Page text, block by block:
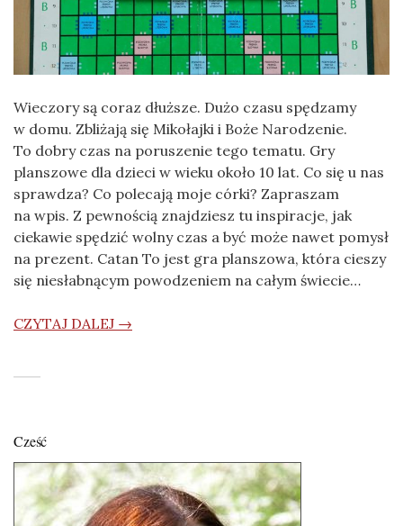
Wieczory są coraz dłuższe. Dużo czasu spędzamy
w domu. Zbliżają się Mikołajki i Boże Narodzenie.
To dobry czas na poruszenie tego tematu. Gry
planszowe dla dzieci w wieku około 10 lat. Co się u nas
sprawdza? Co polecają moje córki? Zapraszam
na wpis. Z pewnością znajdziesz tu inspiracje, jak
ciekawie spędzić wolny czas a być może nawet pomysł
na prezent. Catan To jest gra planszowa, która cieszy
się niesłabnącym powodzeniem na całym świecie…
CZYTAJ DALEJ →
Cześć